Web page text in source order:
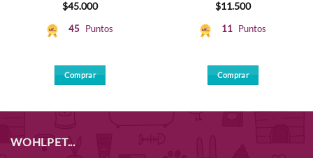
$45.000
45 Puntos
Comprar
$11.500
11 Puntos
Comprar
WOHLPET...